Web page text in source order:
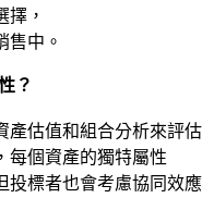
擇，
售中。
？
產估值和組合分析來評估
每個資產的獨特屬性
投標者也會考慮協同效應